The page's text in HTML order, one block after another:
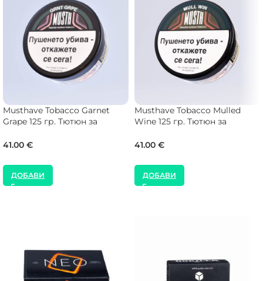
Musthave Tobacco Garnet
Grape 125 гр. Тютюн за
41.00 €
ДОБАВИ
Musthave Tobacco Mulled
Wine 125 гр. Тютюн за
41.00 €
ДОБАВИ